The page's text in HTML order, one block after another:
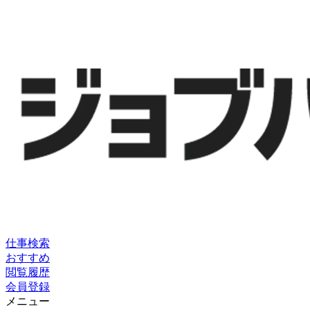
仕事検索
おすすめ
閲覧履歴
会員登録
メニュー